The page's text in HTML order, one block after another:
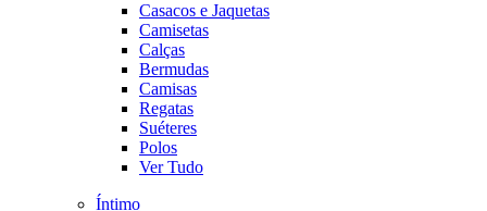
Casacos e Jaquetas
Camisetas
Calças
Bermudas
Camisas
Regatas
Suéteres
Polos
Ver Tudo
Íntimo